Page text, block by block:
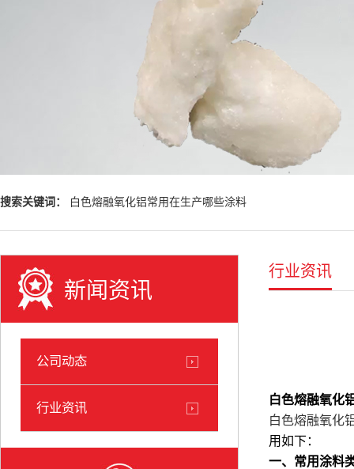
搜索关键词： 白色熔融氧化铝常用在生产哪些涂料
新闻资讯
公司动态
行业资讯
行业资讯
白色熔融氧化
白色熔融氧化
用如下：
一、常用涂料